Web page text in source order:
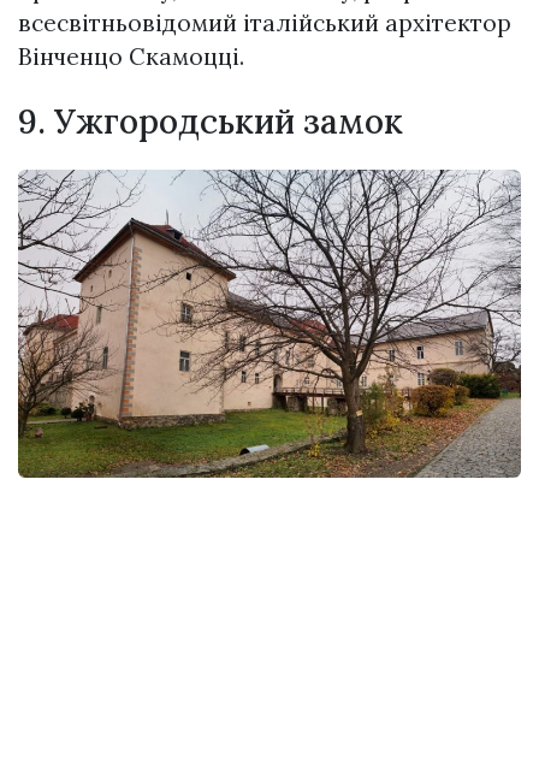
всесвітньовідомий італійський архітектор
Вінченцо Скамоцці.
9. Ужгородський замок